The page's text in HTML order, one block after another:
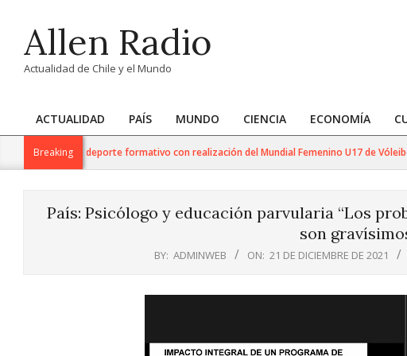
contentAllen Radio
Actualidad de Chile y el Mundo
Primary
Navigation
ACTUALIDAD PAÍS MUNDO CIENCIA ECONOMÍA
Breaking
fortalece el deporte formativo con realización del Mundial Femenino U17 de Vóleibol
País: Psicólogo y educación parvularia “Los
son
BY: ADMINWEB ON: 21 DE DICIEMBRE DE 2021